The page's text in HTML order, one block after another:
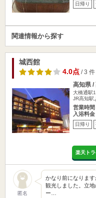
日帰り
関連情報から探す
城西館
4.0点/ 3 件
高知県 /
大橋通駅
JR高知駅
営業時
入浴料
日帰り
楽天ト
匿名
かなり前になりま
観光しました。立
ー…